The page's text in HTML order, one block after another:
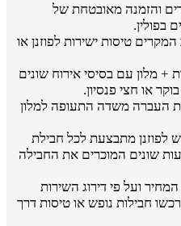
והזמנה מאובטחת של
בפולין.
המקרים טיסות ישירות לפוזנן או
+ מלון עם בסיסי אירוח שונים
או חצי פנסיון.
העברה משדה התעופה למלון
לפוזנן מתבצעת לכל חבילת
שונים המוכרים את החבילה
ועל פי דירוג השירות
חבילות נופש או טיסות דרך